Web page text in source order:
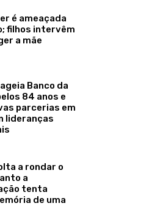
é ameaçada
filhos intervêm
a mãe
Banco da
84 anos e
parcerias em
lideranças
a rondar o
a
tenta
de uma